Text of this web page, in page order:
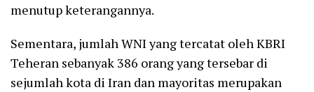
menutup keterangannya.
Sementara, jumlah WNI yang tercatat oleh KBRI
Teheran sebanyak 386 orang yang tersebar di
sejumlah kota di Iran dan mayoritas merupakan